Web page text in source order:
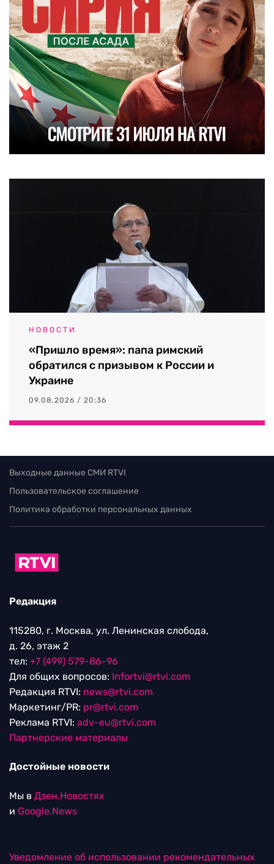
НОВОСТИ
«Пришло время»: папа римский
обратился с призывом к России и
Украине
09.08.2026 / 20:36
Выходные данные СМИ RTVI
Пользовательское соглашение
Политика обработки персональных данных
Редакция
115280, г. Москва, ул. Ленинская слобода,
д. 26, этаж 2
тел: +7 (499) 579-86-96
Для общих вопросов: Infortvi@rtvi.com
Редакция RTVI: news@rtvi.com
Маркетинг/PR: pr@rtvi.com
Реклама RTVI: adv-eu@rtvi.com
Партнерские материалы
Достойные новости
Мы в Дзен.Новостях
и Google.News
Уведомление об использовании рекомендательных